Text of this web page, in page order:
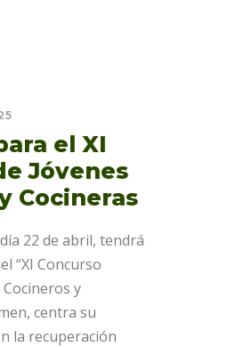
el XI
Jóvenes
Cocineras
22 de abril, tendrá
“XI Concurso
y
centra su
la recuperación